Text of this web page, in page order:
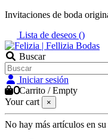
Invitaciones de boda
Lista de deseos ()
Buscar
Iniciar sesión
0Carrito /Empty
Your cart
×
No hay más artículos en